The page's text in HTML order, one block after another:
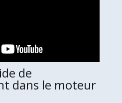
de
dans le moteur